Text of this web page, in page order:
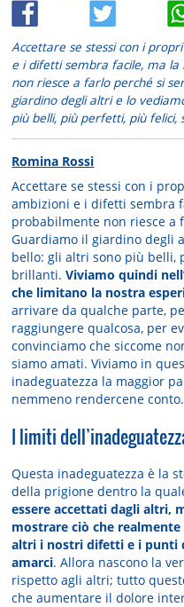
Accettare se stessi con i
e i difetti sembra facile, ma
non riesce a farlo perché si
giardino degli altri e lo
più belli, più perfetti, più felici,
Romina Rossi
Accettare se stessi con i
ambizioni e i difetti sembra
probabilmente non riesce a
Guardiamo il giardino degli
bello: gli altri sono più belli,
brillanti.Viviamo quindi
che limitano la nostra
arrivare da qualche parte,
raggiungere qualcosa, per
convinciamo che siccome
siamo amati. Viviamo in
inadeguatezza la maggior
nemmeno rendercene conto.
I limiti
Questa inadeguatezza è la
della prigione dentro la
essere accettati dagli altri,
mostrare ciò che
altri i nostri difetti e i punti
amarci. Allora nascono la
rispetto agli altri; tutto
che aumentare il dolore